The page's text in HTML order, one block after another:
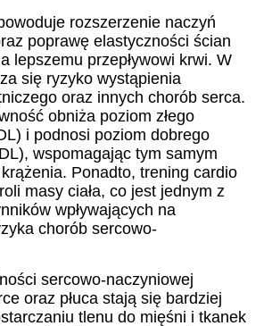
rozszerzenie naczyń
poprawę elastyczności ścian
lepszemu przepływowi krwi. W
się ryzyko wystąpienia
oraz innych chorób serca.
obniża poziom złego
i podnosi poziom dobrego
wspomagając tym samym
Ponadto, trening cardio
masy ciała, co jest jednym z
wpływających na
chorób sercowo-
sercowo-naczyniowej
oraz płuca stają się bardziej
tlenu do mięśni i tkanek